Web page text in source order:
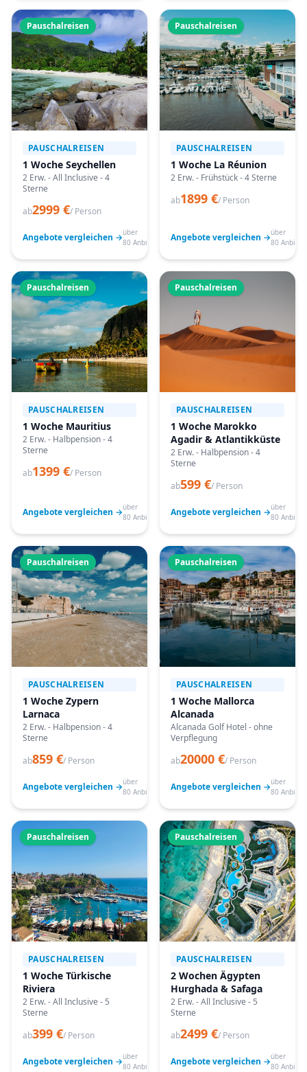
Pauschalreisen
PAUSCHALREISEN
1 Woche Seychellen
2 Erw. - All Inclusive - 4
Sterne
ab2999 €/ Person
Angebote vergleichen →über
80 Anbieter
Pauschalreisen
PAUSCHALREISEN
1 Woche La Réunion
2 Erw. - Frühstück - 4 Sterne
ab1899 €/ Person
Angebote vergleichen →über
80
Pauschalreisen
PAUSCHALREISEN
1 Woche Mauritius
2 Erw. - Halbpension - 4
Sterne
ab1399 €/ Person
Angebote vergleichen →über
80 Anbieter
Pauschalreisen
PAUSCHALREISEN
1 Woche Marokko
Agadir & Atlantikküste
2 Erw. - Halbpension - 4
Sterne
ab599 €/ Person
Angebote vergleichen →über
80
Pauschalreisen
PAUSCHALREISEN
1 Woche Zypern
Larnaca
2 Erw. - Halbpension - 4
Sterne
ab859 €/ Person
Angebote vergleichen →über
80 Anbieter
Pauschalreisen
PAUSCHALREISEN
1 Woche Mallorca
Alcanada
Alcanada Golf Hotel - ohne
Verpflegung
ab20000 €/ Person
Angebote vergleichen →über
80
Pauschalreisen
PAUSCHALREISEN
1 Woche Türkische
Riviera
2 Erw. - All Inclusive - 5
Sterne
ab399 €/ Person
Angebote vergleichen →über
80 Anbieter
Pauschalreisen
PAUSCHALREISEN
2 Wochen Ägypten
Hurghada & Safaga
2 Erw. - All Inclusive - 5
Sterne
ab2499 €/ Person
Angebote vergleichen →über
80